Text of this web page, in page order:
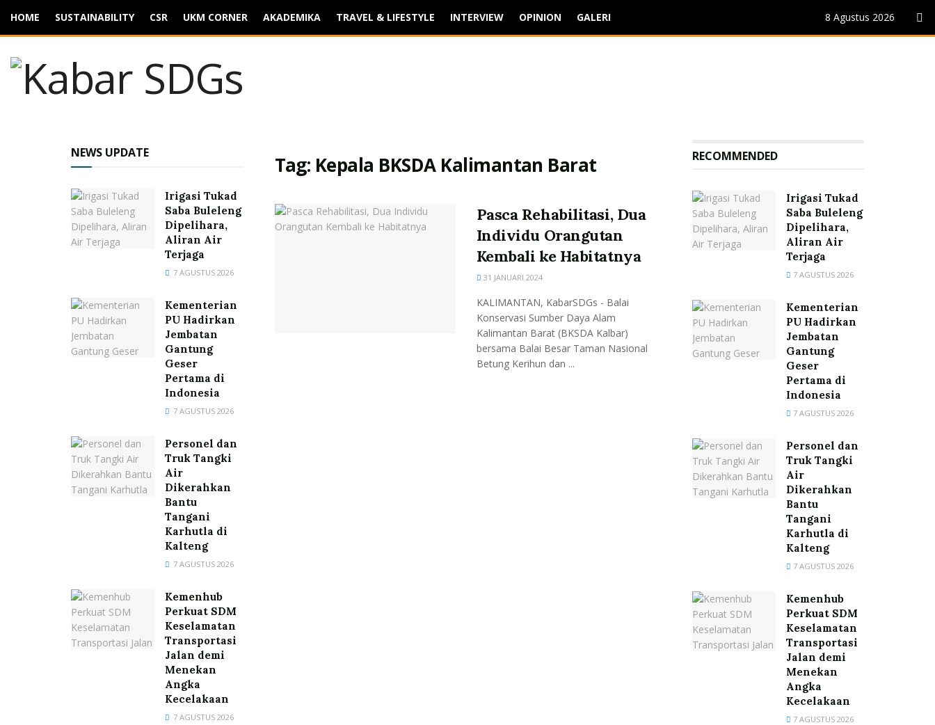
HOME SUSTAINABILITY CSR UKM CORNER AKADEMIKA TRAVEL & LIFESTYLE INTERVIEW OPINION GALERI 8 Agustus 2026
Tag: Kepala BKSDA Kalimantan Barat
Pasca Rehabilitasi, Dua
Individu Orangutan
Kembali ke Habitatnya
31 JANUARI 2024
KALIMANTAN, KabarSDGs - Balai
Konservasi Sumber Daya Alam
Kalimantan Barat (BKSDA Kalbar)
bersama Balai Besar Taman Nasional
Betung Kerihun dan ...
NEWS UPDATE
Irigasi Tukad
Saba Buleleng
Dipelihara,
Aliran Air
Terjaga
7 AGUSTUS 2026
Kementerian
PU Hadirkan
Jembatan
Gantung
Geser
Pertama di
Indonesia
7 AGUSTUS 2026
Personel dan
Truk Tangki
Air
Dikerahkan
Bantu
Tangani
Karhutla di
Kalteng
7 AGUSTUS 2026
Kemenhub
Perkuat SDM
Keselamatan
Transportasi
Jalan demi
Menekan
Angka
Kecelakaan
7 AGUSTUS 2026
RECOMMENDED
Irigasi Tukad
Saba Buleleng
Dipelihara,
Aliran Air
Terjaga
7 AGUSTUS 2026
Kementerian
PU Hadirkan
Jembatan
Gantung
Geser
Pertama di
Indonesia
7 AGUSTUS 2026
Personel dan
Truk Tangki
Air
Dikerahkan
Bantu
Tangani
Karhutla di
Kalteng
7 AGUSTUS 2026
Kemenhub
Perkuat SDM
Keselamatan
Transportasi
Jalan demi
Menekan
Angka
Kecelakaan
7 AGUSTUS 2026